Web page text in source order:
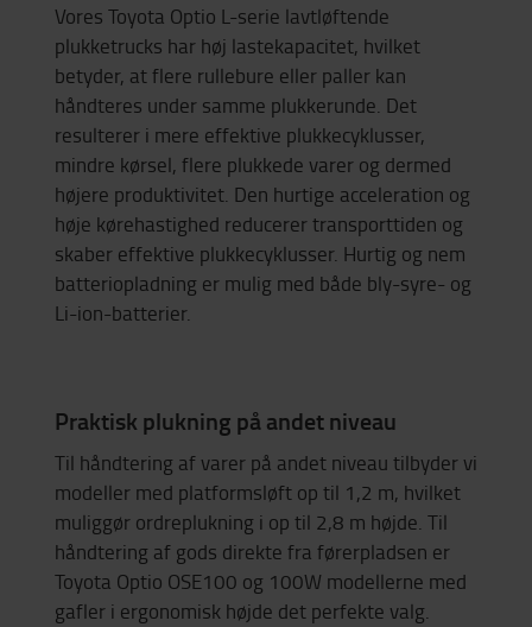
Vores Toyota Optio L-serie lavtløftende
plukketrucks har høj lastekapacitet, hvilket
betyder, at flere rullebure eller paller kan
håndteres under samme plukkerunde. Det
resulterer i mere effektive plukkecyklusser,
mindre kørsel, flere plukkede varer og dermed
højere produktivitet. Den hurtige acceleration og
høje kørehastighed reducerer transporttiden og
skaber effektive plukkecyklusser. Hurtig og nem
batteriopladning er mulig med både bly-syre- og
Li-ion-batterier.
Praktisk plukning på andet niveau
Til håndtering af varer på andet niveau tilbyder vi
modeller med platformsløft op til 1,2 m, hvilket
muliggør ordreplukning i op til 2,8 m højde. Til
håndtering af gods direkte fra førerpladsen er
Toyota Optio OSE100 og 100W modellerne med
gafler i ergonomisk højde det perfekte valg.